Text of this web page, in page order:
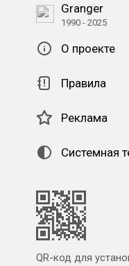
Granger
1990 - 2025
О проекте
Правила
Реклама
Системная
QR-код для